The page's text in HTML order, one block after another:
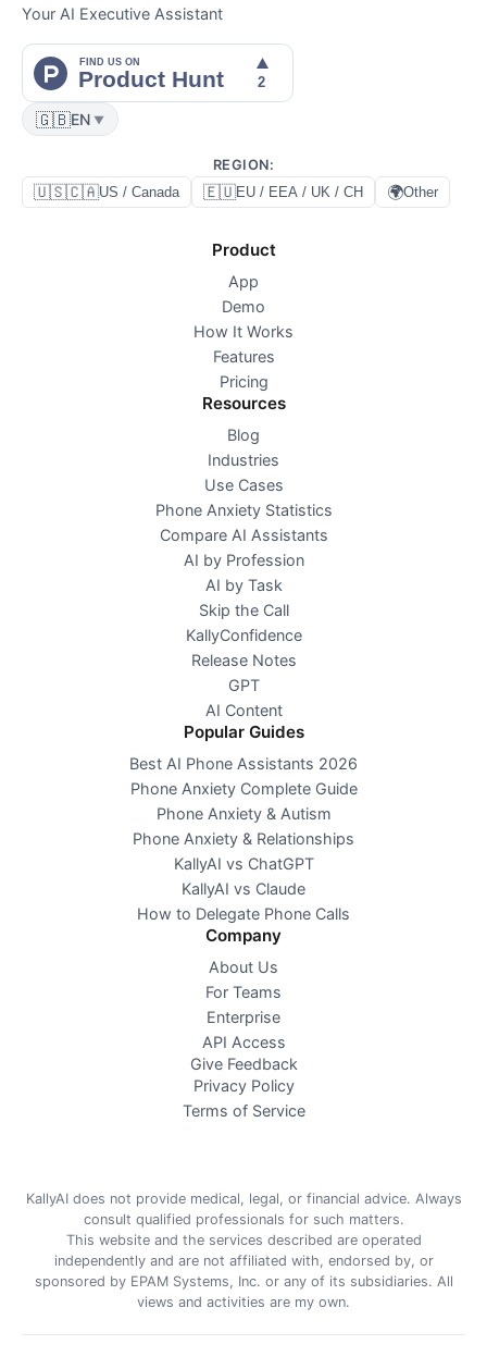
Your AI Executive Assistant
🇬🇧EN ▼
REGION:
🇺🇸🇨🇦US / Canada 🇪🇺EU / EEA / UK / CH 🌍Other
Product
App
Demo
How It Works
Features
Pricing
Resources
Blog
Industries
Use Cases
Phone Anxiety Statistics
Compare AI Assistants
AI by Profession
AI by Task
Skip the Call
KallyConfidence
Release Notes
GPT
AI Content
Popular Guides
Best AI Phone Assistants 2026
Phone Anxiety Complete Guide
Phone Anxiety & Autism
Phone Anxiety & Relationships
KallyAI vs ChatGPT
KallyAI vs Claude
How to Delegate Phone Calls
Company
About Us
For Teams
Enterprise
API Access
Give Feedback
Privacy Policy
Terms of Service
KallyAI does not provide medical, legal, or financial advice. Always
consult qualified professionals for such matters.
This website and the services described are operated
independently and are not affiliated with, endorsed by, or
sponsored by EPAM Systems, Inc. or any of its subsidiaries. All
views and activities are my own.